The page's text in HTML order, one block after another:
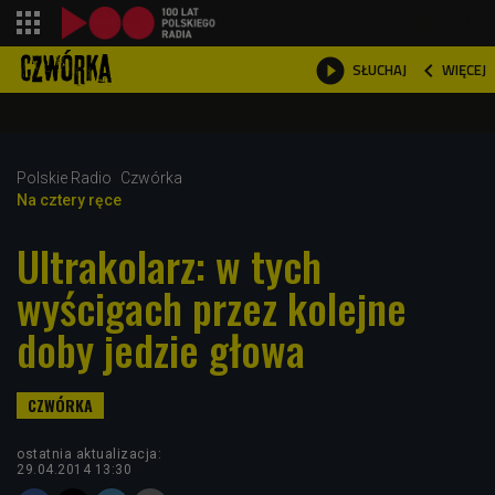
 SŁUCHAJ  WIĘCEJ

Polskie Radio
Czwórka
Na cztery ręce
Ultrakolarz: w tych
wyścigach przez kolejne
doby jedzie głowa
ostatnia aktualizacja:
29.04.2014 13:30